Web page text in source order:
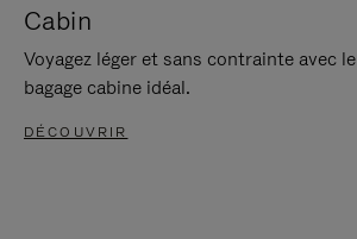
Cabin
Voyagez léger et sans contrainte avec le
bagage cabine idéal.
DÉCOUVRIR